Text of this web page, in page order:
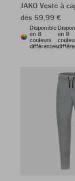
JAKO Veste à
dès 59,99 €
Disponible
en 8
couleurs
différentes
en 8